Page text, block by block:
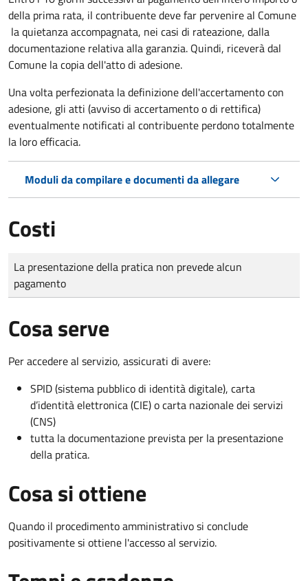
della prima rata, il contribuente deve far pervenire al Comune
la quietanza accompagnata, nei casi di rateazione, dalla
documentazione relativa alla garanzia. Quindi, riceverà dal
Comune la copia dell'atto di adesione.
Una volta perfezionata la definizione dell'accertamento con
adesione, gli atti (avviso di accertamento o di rettifica)
eventualmente notificati al contribuente perdono totalmente
la loro efficacia.
Moduli da compilare e documenti da allegare
Costi
Tipo di pagamento
Importo
La presentazione della pratica non prevede alcun
pagamento
Cosa serve
Per accedere al servizio, assicurati di avere:
SPID (sistema pubblico di identità digitale), carta
d’identità elettronica (CIE) o carta nazionale dei servizi
(CNS)
tutta la documentazione prevista per la presentazione
della pratica.
Cosa si ottiene
Quando il procedimento amministrativo si conclude
positivamente si ottiene l'accesso al servizio.